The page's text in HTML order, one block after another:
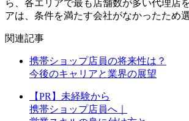
ら、各エリアで最も店舗数が多い代理店
アは、条件を満たす会社がなかったため
関連記事
携帯ショップ店員の将来性は？
今後のキャリアと業界の展望
【PR】未経験から
携帯ショップ店員へ｜